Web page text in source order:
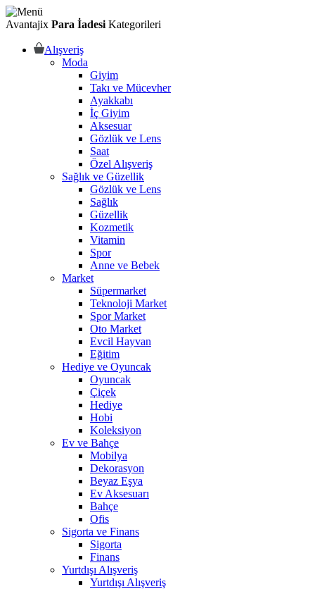
Avantajix Para İadesi Kategorileri
Alışveriş
Moda
Giyim
Takı ve Mücevher
Ayakkabı
İç Giyim
Aksesuar
Gözlük ve Lens
Saat
Özel Alışveriş
Sağlık ve Güzellik
Gözlük ve Lens
Sağlık
Güzellik
Kozmetik
Vitamin
Spor
Anne ve Bebek
Market
Süpermarket
Teknoloji Market
Spor Market
Oto Market
Evcil Hayvan
Eğitim
Hediye ve Oyuncak
Oyuncak
Çiçek
Hediye
Hobi
Koleksiyon
Ev ve Bahçe
Mobilya
Dekorasyon
Beyaz Eşya
Ev Aksesuarı
Bahçe
Ofis
Sigorta ve Finans
Sigorta
Finans
Yurtdışı Alışveriş
Yurtdışı Alışveriş